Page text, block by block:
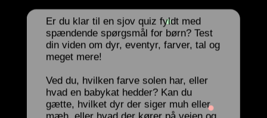
Er du klar til en sjov quiz fyldt med
spændende spørgsmål for børn? Test
din viden om dyr, eventyr, farver, tal og
meget mere!
Ved du, hvilken farve solen har, eller
hvad en babykat hedder? Kan du
gætte, hvilket dyr der siger muh eller